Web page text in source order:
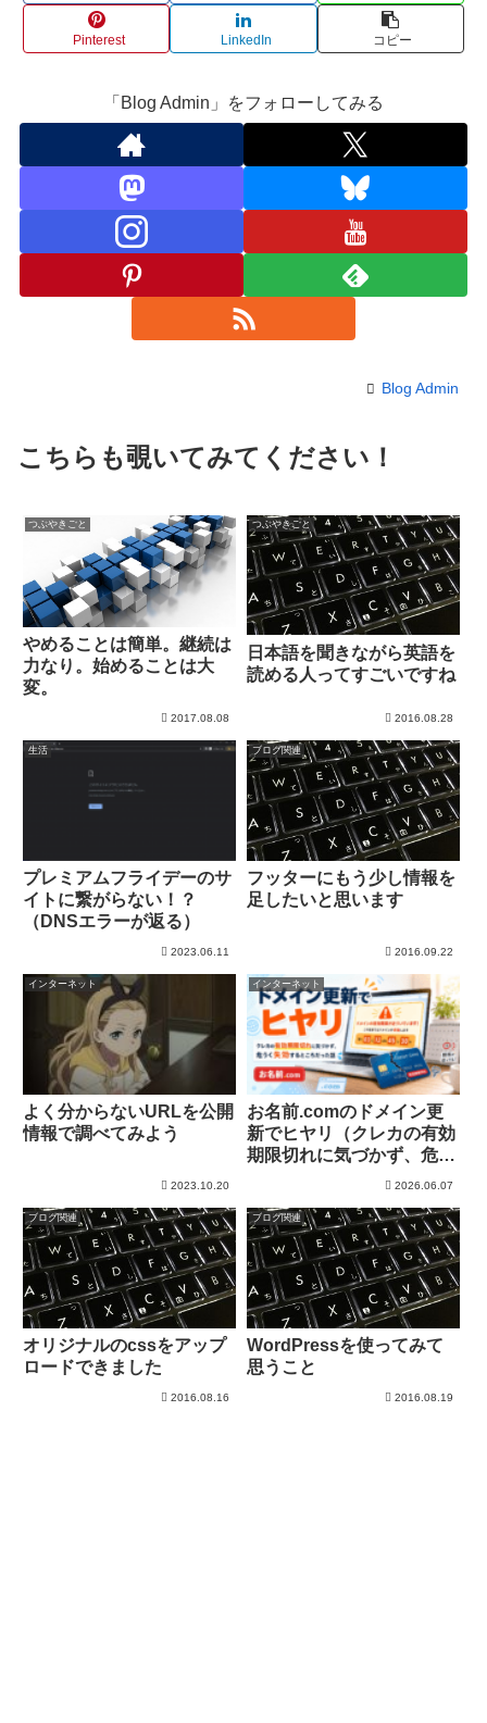
Pinterest LinkedIn コピー
「Blog Admin」をフォローしてみる
Blog Admin
こちらも覗いてみてください！
つぶやきごと
やめることは簡単。継続は
力なり。始めることは大
変。
2017.08.08
つぶやきごと
日本語を聞きながら英語を
読める人ってすごいですね
2016.08.28
生活
プレミアムフライデーのサ
イトに繋がらない！？
（DNSエラーが返る）
2023.06.11
ブログ関連
フッターにもう少し情報を
足したいと思います
2016.09.22
インターネット
よく分からないURLを公開
情報で調べてみよう
2023.10.20
インターネット
お名前.comのドメイン更
新でヒヤリ（クレカの有効
期限切れに気づかず、危う
く失効するところだった
2026.06.07
ブログ関連
オリジナルのcssをアップ
ロードできました
2016.08.16
ブログ関連
WordPressを使ってみて
思うこと
2016.08.19